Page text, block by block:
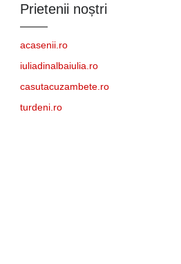
Prietenii noștri
acasenii.ro
iuliadinalbaiulia.ro
casutacuzambete.ro
turdeni.ro